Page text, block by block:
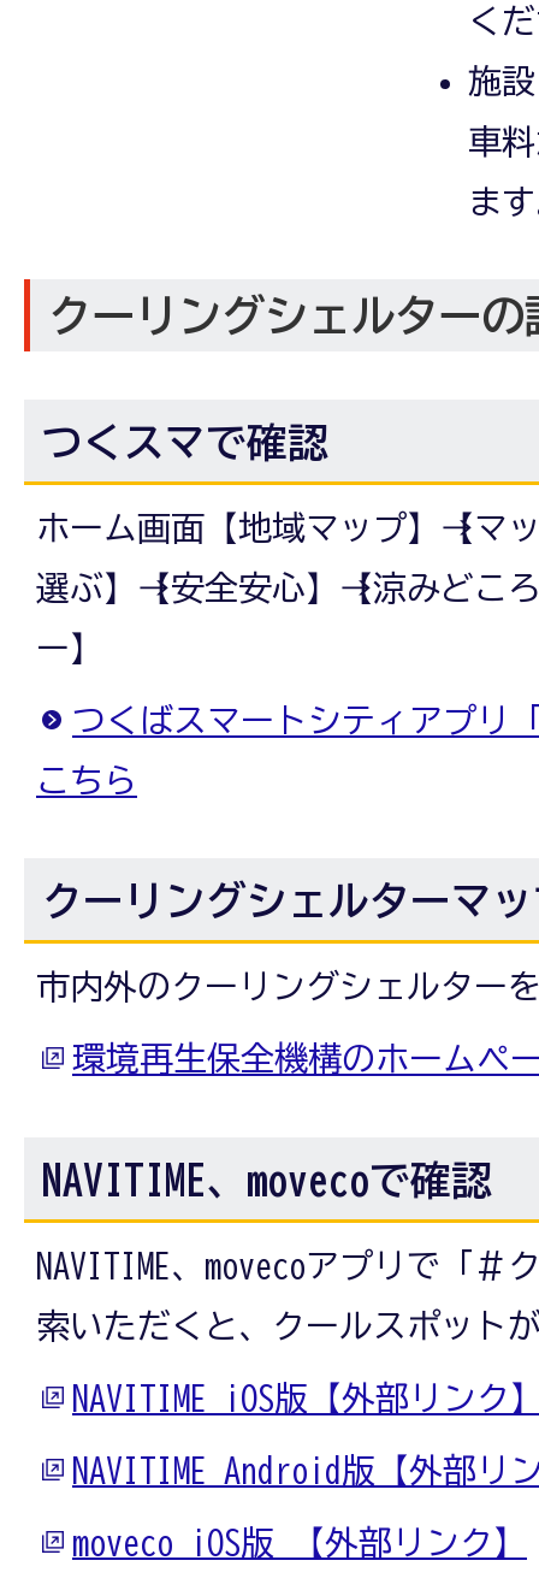
く
施
車
ま
クーリングシェルターの
つくスマで確認
ホーム画面【地域マップ】→【マ
選ぶ】→【安全安心】→【涼みどこ
ー】
つくばスマートシティアプリ
こちら
クーリングシェルターマ
市内外のクーリングシェルター
環境再生保全機構のホームペ
NAVITIME、movecoで確認
NAVITIME、movecoアプリで「
索いただくと、クールスポット
NAVITIME iOS版【外部リンク
NAVITIME Android版【外部リ
moveco iOS版 【外部リンク】